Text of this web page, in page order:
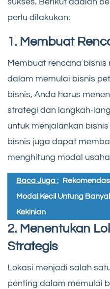
sukses. Berikut adalah
perlu dilakukan:
1. Membuat
Membuat rencana
dalam memulai bisnis
bisnis, Anda harus
strategi dan langkah-
untuk menjalankan
bisnis juga dapat
menghitung modal
Baca Juga :
Modal Kecil Untung
Kekinian
2. Menentukan
Strategis
Lokasi menjadi salah
penting dalam memulai